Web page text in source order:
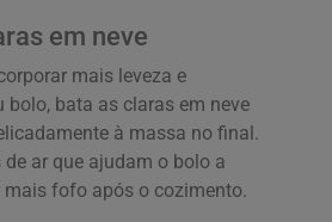
em neve
mais leveza e
bolo, bata as claras em neve
à massa no final.
ar que ajudam o bolo a
mais fofo após o cozimento.